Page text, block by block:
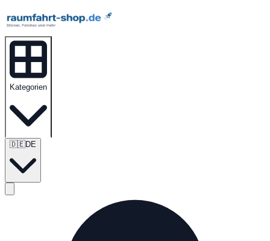
Kategorien
🇩🇪DE